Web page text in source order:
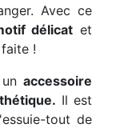
Avec ce
délicat et
!
unaccessoire
Il est
tout de